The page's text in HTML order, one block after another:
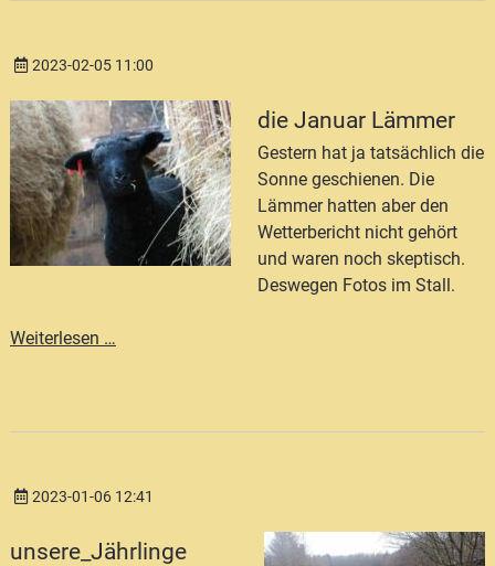
2023-02-05 11:00
die Januar Lämmer
Gestern hat ja tatsächlich die
Sonne geschienen. Die
Lämmer hatten aber den
Wetterbericht nicht gehört
und waren noch skeptisch.
Deswegen Fotos im Stall.
Weiterlesen …die
2023-01-06 12:41
unsere_Jährlinge